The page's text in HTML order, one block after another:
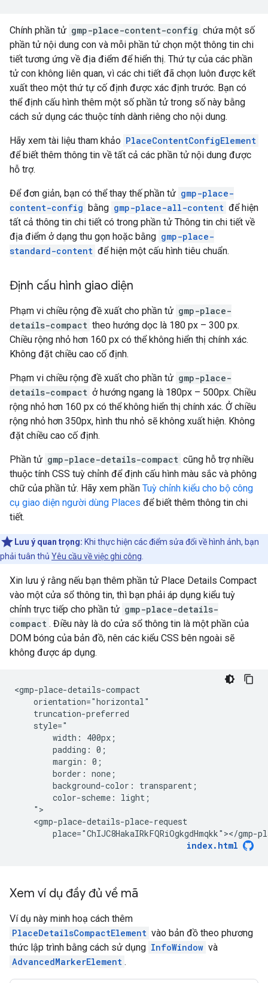
Chính phần tử gmp-place-content-config chứa một số
phần tử nội dung con và mỗi phần tử chọn một thông tin chi
tiết tương ứng về địa điểm để hiển thị. Thứ tự của các phần
tử con không liên quan, vì các chi tiết đã chọn luôn được kết
xuất theo một thứ tự cố định được xác định trước. Bạn có
thể định cấu hình thêm một số phần tử trong số này bằng
cách sử dụng các thuộc tính dành riêng cho nội dung.
Hãy xem tài liệu tham khảo PlaceContentConfigElement
để biết thêm thông tin về tất cả các phần tử nội dung được
hỗ trợ.
Để đơn giản, bạn có thể thay thế phần tử gmp-place-
content-config bằng gmp-place-all-content để hiện
tất cả thông tin chi tiết có trong phần tử Thông tin chi tiết về
địa điểm ở dạng thu gọn hoặc bằng gmp-place-
standard-content để hiện một cấu hình tiêu chuẩn.
Định cấu hình giao diện
Phạm vi chiều rộng đề xuất cho phần tử gmp-place-
details-compact theo hướng dọc là 180 px – 300 px.
Chiều rộng nhỏ hơn 160 px có thể không hiển thị chính xác.
Không đặt chiều cao cố định.
Phạm vi chiều rộng đề xuất cho phần tử gmp-place-
details-compact ở hướng ngang là 180px – 500px. Chiều
rộng nhỏ hơn 160 px có thể không hiển thị chính xác. Ở chiều
rộng nhỏ hơn 350px, hình thu nhỏ sẽ không xuất hiện. Không
đặt chiều cao cố định.
Phần tử gmp-place-details-compact cũng hỗ trợ nhiều
thuộc tính CSS tuỳ chỉnh để định cấu hình màu sắc và phông
chữ của phần tử. Hãy xem phần Tuỳ chỉnh kiểu cho bộ công
cụ giao diện người dùng Places để biết thêm thông tin chi
tiết.
Lưu ý quan trọng: Khi thực hiện các điểm sửa đổi về hình ảnh, bạn
phải tuân thủ Yêu cầu về việc ghi công.
Xin lưu ý rằng nếu bạn thêm phần tử Place Details Compact
vào một cửa sổ thông tin, thì bạn phải áp dụng kiểu tuỳ
chỉnh trực tiếp cho phần tử gmp-place-details-
compact . Điều này là do cửa sổ thông tin là một phần của
DOM bóng của bản đồ, nên các kiểu CSS bên ngoài sẽ
không được áp dụng.
<gmp-place-details-compact
    orientation="horizontal"
    truncation-preferred
    style="
        width: 400px;
        padding: 0;
        margin: 0;
        border: none;
        background-color: transparent;
        color-scheme: light;
    ">
    <gmp-place-details-place-request
place="ChIJC8HakaIRkFQRiOgkgdHmqkk"></gmp-
index.html
Xem ví dụ đầy đủ về mã
Ví dụ này minh hoạ cách thêm
PlaceDetailsCompactElement vào bản đồ theo phương
thức lập trình bằng cách sử dụng InfoWindow và
AdvancedMarkerElement .